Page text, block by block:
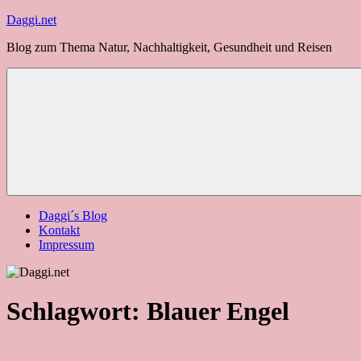
Zum
springen
Daggi.net
Blog zum Thema Natur, Nachhaltigkeit, Gesundheit und Reisen
Daggi´s Blog
Kontakt
Impressum
Schlagwort: Blauer Engel